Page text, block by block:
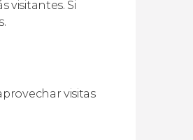
visitantes. Si
visitas